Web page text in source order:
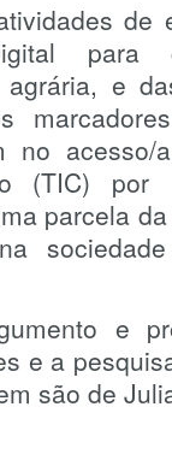
de
para
e
no acesso/
(TIC)
parcela
e
e a
são de